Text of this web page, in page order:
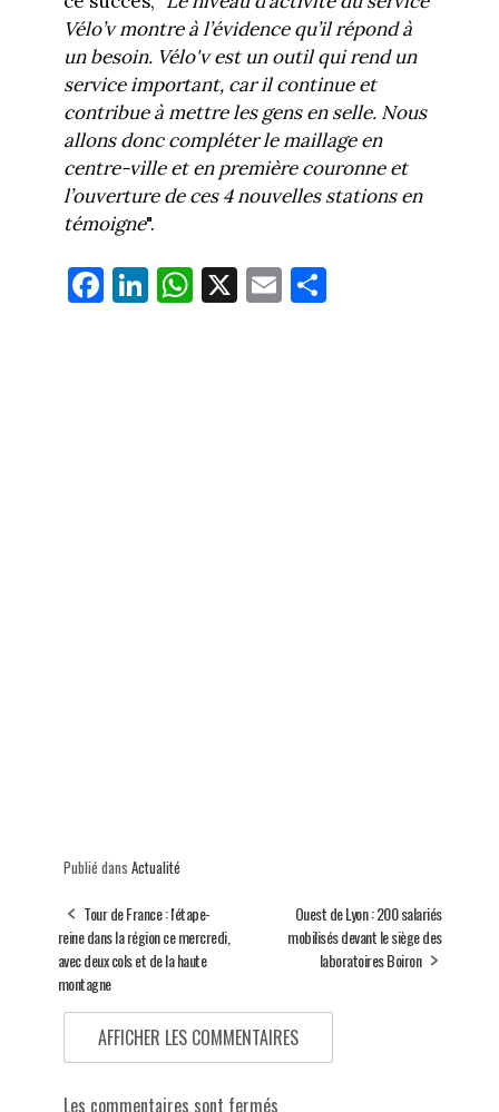
Vélo’v montre à l’évidence qu’il répond à
un besoin. Vélo'v est un outil qui rend un
service important, car il continue et
contribue à mettre les gens en selle. Nous
allons donc compléter le maillage en
centre-ville et en première couronne et
l’ouverture de ces 4 nouvelles stations en
témoigne".
Fa
ce
Li
nk
W
ha
X E
m
Pa
Publié dans Actualité
Tour de France : l'étape-
reine dans la région ce mercredi,
avec deux cols et de la haute
montagne
Ouest de Lyon : 200 salariés
mobilisés devant le siège des
laboratoires Boiron
AFFICHER LES COMMENTAIRES
Les commentaires sont fermés